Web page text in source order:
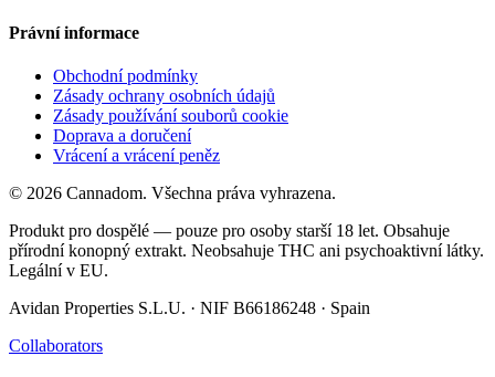
Právní informace
Obchodní podmínky
Zásady ochrany osobních údajů
Zásady používání souborů cookie
Doprava a doručení
Vrácení a vrácení peněz
© 2026 Cannadom. Všechna práva vyhrazena.
Produkt pro dospělé — pouze pro osoby starší 18 let. Obsahuje
přírodní konopný extrakt. Neobsahuje THC ani psychoaktivní látky.
Legální v EU.
Avidan Properties S.L.U. · NIF B66186248 · Spain
Collaborators